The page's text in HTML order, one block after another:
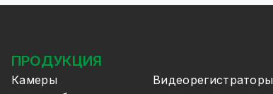
ПРОДУКЦИЯ
Камеры
Видеорегистраторы